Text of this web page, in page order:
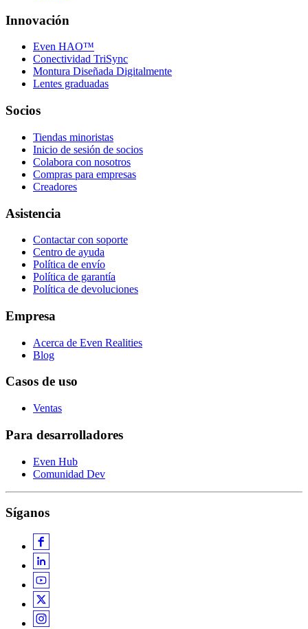
Innovación
Even HAO™
Conectividad TriSync
Montura Diseñada Digitalmente
Lentes graduadas
Socios
Tiendas minoristas
Inicio de sesión de socios
Colabora con nosotros
Compras para empresas
Creadores
Asistencia
Contactar con soporte
Centro de ayuda
Política de envío
Política de garantía
Política de devoluciones
Empresa
Acerca de Even Realities
Blog
Casos de uso
Ventas
Para desarrolladores
Even Hub
Comunidad Dev
Síganos